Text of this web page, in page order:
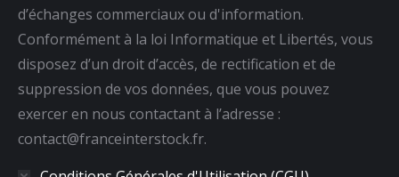
d’échanges commerciaux ou d'information.
Conformément à la loi Informatique et Libertés, vous
disposez d’un droit d’accès, de rectification et de
suppression de vos données, que vous pouvez
exercer en nous contactant à l’adresse :
contact@franceinterstock.fr.